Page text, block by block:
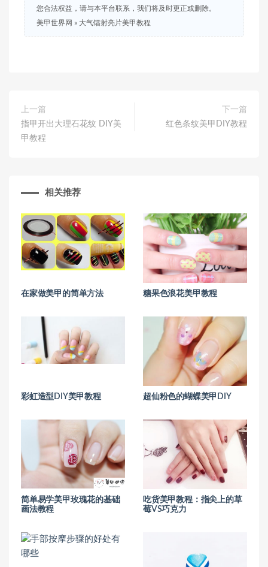
您合法权益，请与本平台联系，我们将及时更正或删除。
美甲世界网 » 大气镭射亮片美甲教程
上一篇
指甲开出大理石花纹 DIY美
甲教程
下一篇
红色条纹美甲DIY教程
相关推荐
在家做美甲的简单方法 糖果色浪花美甲教程
彩虹造型DIY美甲教程 超仙粉色的蝴蝶美甲DIY
简单易学美甲玫瑰花的基础
画法教程
吃货美甲教程：指尖上的草
莓VS巧克力